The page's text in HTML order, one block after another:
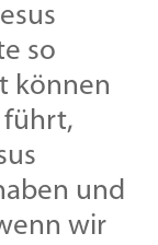
so
können
führt,
und
wir